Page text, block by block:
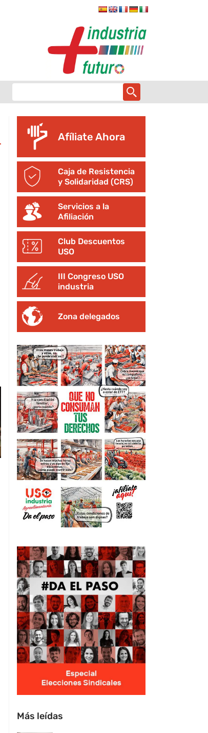
Afíliate Ahora
Caja de Resistencia
y Solidaridad (CRS)
Servicios a la
Afiliación
Club Descuentos
USO
III Congreso USO
industria
Zona delegados
Más leídas